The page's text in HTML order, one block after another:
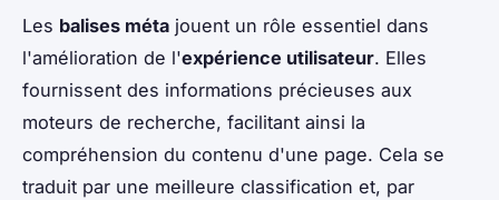
Les balises méta jouent un rôle essentiel dans
l'amélioration de l'expérience utilisateur. Elles
fournissent des informations précieuses aux
moteurs de recherche, facilitant ainsi la
compréhension du contenu d'une page. Cela se
traduit par une meilleure classification et, par